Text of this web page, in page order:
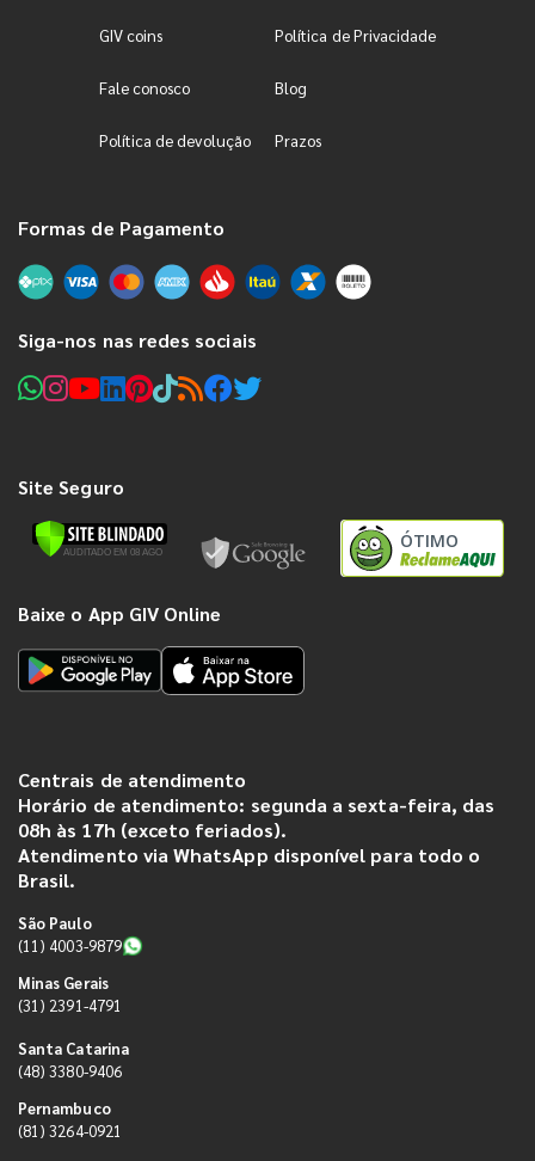
GIV coins Política de Privacidade
Fale conosco Blog
Política de devolução Prazos
Formas de Pagamento
Siga-nos nas redes sociais
Site Seguro
ÓTIMO
Baixe o App GIV Online
Centrais de atendimento
Horário de atendimento: segunda a sexta-feira, das
08h às 17h (exceto feriados).
Atendimento via WhatsApp disponível para todo o
Brasil.
São Paulo
(11) 4003-9879
Minas Gerais
(31) 2391-4791
Santa Catarina
(48) 3380-9406
Pernambuco
(81) 3264-0921